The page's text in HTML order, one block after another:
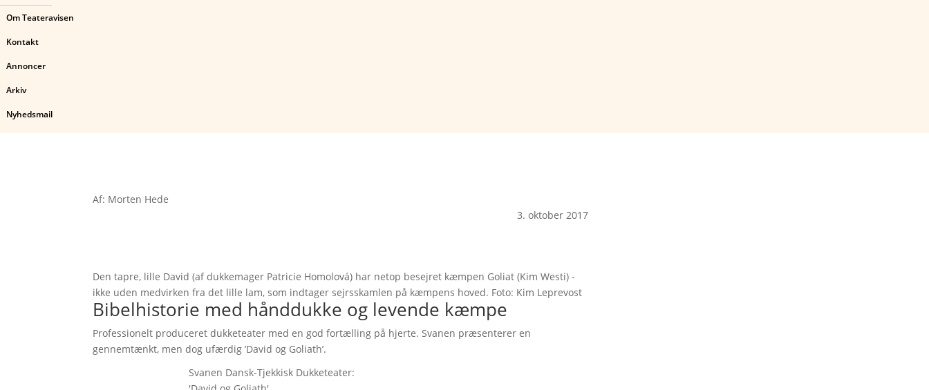
Om Teateravisen
Kontakt
Annoncer
Arkiv
Nyhedsmail
Af: Morten Hede
3. oktober 2017
Den tapre, lille David (af dukkemager Patricie Homolová) har netop besejret kæmpen Goliat (Kim Westi) -
ikke uden medvirken fra det lille lam, som indtager sejrsskamlen på kæmpens hoved. Foto: Kim Leprevost
Bibelhistorie med hånddukke og levende kæmpe
Professionelt produceret dukketeater med en god fortælling på hjerte. Svanen præsenterer en
gennemtænkt, men dog ufærdig ’David og Goliath’.
Svanen Dansk-Tjekkisk Dukketeater: